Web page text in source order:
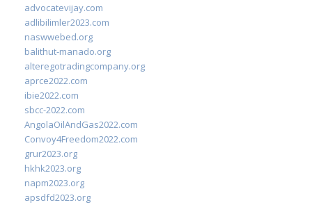
advocatevijay.com
adlibilimler2023.com
naswwebed.org
balithut-manado.org
alteregotradingcompany.org
aprce2022.com
ibie2022.com
sbcc-2022.com
AngolaOilAndGas2022.com
Convoy4Freedom2022.com
grur2023.org
hkhk2023.org
napm2023.org
apsdfd2023.org